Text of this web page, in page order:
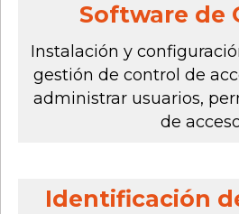
Software de
Instalación y
gestión de control de
administrar usuarios,
de
Identificación